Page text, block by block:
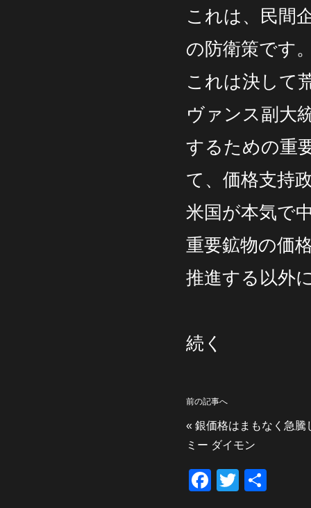
これは、民間
の防衛策です
これは決して
ヴァンス副大
するための重
て、価格支持
米国が本気で
重要鉱物の価
推進する以外
続く
前の記事へ
« 銀価格はまもなく急騰
ミー ダイモン
F
T